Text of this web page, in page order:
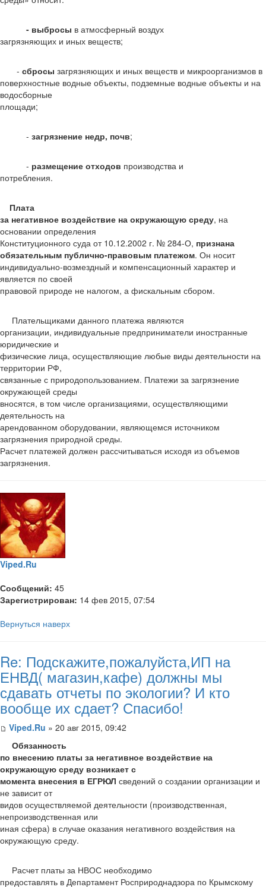
- выбросы в атмосферный воздух
загрязняющих и иных веществ;
- сбросы загрязняющих и иных веществ и микроорганизмов в
поверхностные водные объекты, подземные водные объекты и на
водосборные
площади;
- загрязнение недр, почв;
- размещение отходов производства и
потребления.
Плата
за негативное воздействие на окружающую среду, на
основании определения
Конституционного суда от 10.12.2002 г. № 284-О, признана
обязательным публично-правовым платежом. Он носит
индивидуально-возмездный и компенсационный характер и
является по своей
правовой природе не налогом, а фискальным сбором.
Плательщиками данного платежа являются
организации, индивидуальные предприниматели иностранные
юридические и
физические лица, осуществляющие любые виды деятельности на
территории РФ,
связанные с природопользованием. Платежи за загрязнение
окружающей среды
вносятся, в том числе организациями, осуществляющими
деятельность на
арендованном оборудовании, являющемся источником
загрязнения природной среды.
Расчет платежей должен рассчитываться исходя из объемов
загрязнения.
Viped.Ru
Сообщений: 45
Зарегистрирован: 14 фев 2015, 07:54
Вернуться наверх
Re: Подскажите,пожалуйста,ИП на
ЕНВД( магазин,кафе) должны мы
сдавать отчеты по экологии? И кто
вообще их сдает? Спасибо!
Viped.Ru » 20 авг 2015, 09:42
Обязанность
по внесению платы за негативное воздействие на
окружающую среду возникает с
момента внесения в ЕГРЮЛ сведений о создании организации и
не зависит от
видов осуществляемой деятельности (производственная,
непроизводственная или
иная сфера) в случае оказания негативного воздействия на
окружающую среду.
Расчет платы за НВОС необходимо
предоставлять в Департамент Росприроднадзора по Крымскому